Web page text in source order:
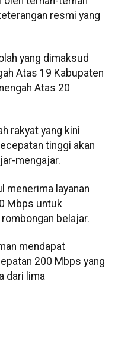
resmi yang
yang dimaksud
Atas 19 Kabupaten
Atas 20
rakyat yang kini
tinggi akan
mengajar.
menerima layanan
Mbps untuk
belajar.
mendapat
200 Mbps yang
dari lima